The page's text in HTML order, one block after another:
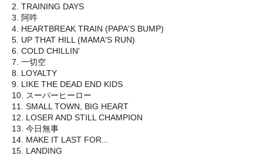
2. TRAINING DAYS
3. 阿吽
4. HEARTBREAK TRAIN (PAPA'S BUMP)
5. UP THAT HILL (MAMA'S RUN)
6. COLD CHILLIN'
7. 一切空
8. LOYALTY
9. LIKE THE DEAD END KIDS
10. スーパーヒーロー
11. SMALL TOWN, BIG HEART
12. LOSER AND STILL CHAMPION
13. 今日無事
14. MAKE IT LAST FOR...
15. LANDING